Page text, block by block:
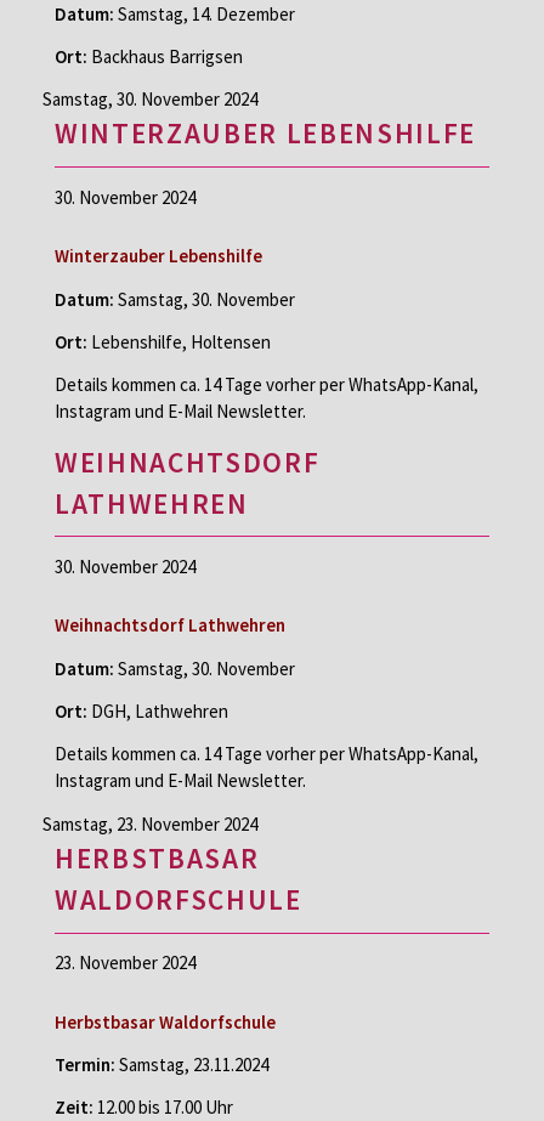
Datum: Samstag, 14. Dezember
Ort: Backhaus Barrigsen
Samstag, 30. November 2024
WINTERZAUBER LEBENSHILFE
30. November 2024
Winterzauber Lebenshilfe
Datum: Samstag, 30. November
Ort: Lebenshilfe, Holtensen
Details kommen ca. 14 Tage vorher per WhatsApp-Kanal,
Instagram und E-Mail Newsletter.
WEIHNACHTSDORF
LATHWEHREN
30. November 2024
Weihnachtsdorf Lathwehren
Datum: Samstag, 30. November
Ort: DGH, Lathwehren
Details kommen ca. 14 Tage vorher per WhatsApp-Kanal,
Instagram und E-Mail Newsletter.
Samstag, 23. November 2024
HERBSTBASAR
WALDORFSCHULE
23. November 2024
Herbstbasar Waldorfschule
Termin: Samstag, 23.11.2024
Zeit: 12.00 bis 17.00 Uhr